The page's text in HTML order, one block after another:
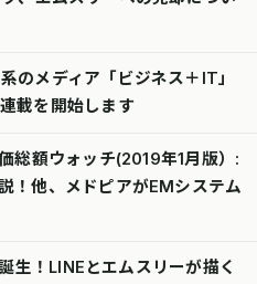
のメディア「ビジネス＋IT」
載を開始します
総額ウォッチ(2019年1月版）:
！他、メドピアがEMシステム
生！LINEとエムスリーが描く